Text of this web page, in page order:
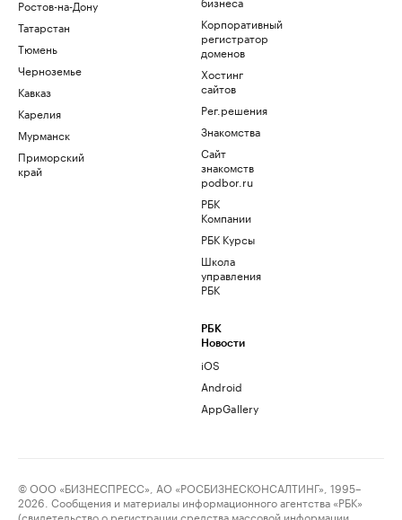
Ростов-на-Дону
Татарстан
Тюмень
Черноземье
Кавказ
Карелия
Мурманск
Приморский
край
Корпоративный
регистратор
доменов
Хостинг
сайтов
Рег.решения
Знакомства
Сайт
знакомств
podbor.ru
РБК
Компании
РБК Курсы
Школа
управления
РБК
РБК
Новости
iOS
Android
AppGallery
© ООО «БИЗНЕСПРЕСС», АО «РОСБИЗНЕСКОНСАЛТИНГ», 1995–
2026. Сообщения и материалы информационного агентства «РБК»
(свидетельство о регистрации средства массовой информации